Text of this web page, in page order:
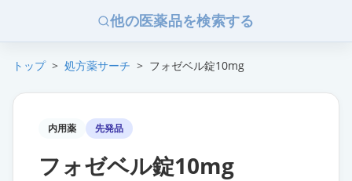
他の医薬品を検索する
トップ > 処方薬サーチ > フォゼベル錠10mg
内用薬 先発品
フォゼベル錠10mg